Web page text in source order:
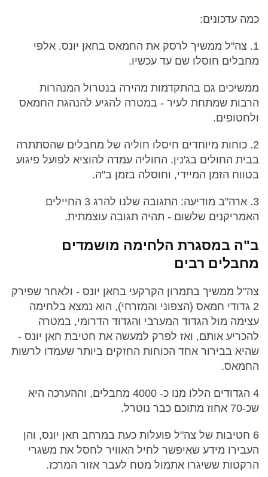
כמה עדכונים:
1. צה"ל ממשיך לרסק את החמאס בחאן יונס. אלפי
מחבלים חוסלו שם עד עכשיו.
ממשיכים גם בהתקדמות מהירה בנטרול המנהרות
הרבות שמתחת לעיר - במטרה להגיע להנהגת החמאס
ולחטופים.
2. כוחות מיוחדים חיסלו חוליה של מחבלים שהסתתרה
בבית החולים בג'נין. החוליה עמדה להוציא לפועל פיגוע
בטווח הזמן המיידי, וחוסלה בזמן ב"ה.
3. ארה"ב מודיעה: התגובה שלנו להרג 3 החיילים
האמריקנים שלשום - תהיה תגובה עוצמתית.
ב"ה במסגרת הלחימה מושמדים
מחבלים רבים
צה"ל ממשיך בתמרון הקרקעי בחאן יונס - ולאחר שפירק
2 גדודי חמאס (הצפוני והמזרחי), הוא נמצא בלחימה
עצימה מול הגדוד המערבי והגדוד הדרומי, במטרה
להכריע אותם, ואז לפרק למעשה את חטיבת חאן יונס -
שהיא בבירור אחד הכוחות החזקים ביותר שעמדו לרשות
החמאס.
4 הגדודים הללו מנו כ- 4000 מחבלים, וההערכה היא
שכ-70 אחוז מתוכם כבר נוטרל.
6 חטיבות של צה"ל פועלות כעת במרחב חאן יונס, והן
העבירו מידע שאיפשר לחיל האוויר לחסל את משגרי
הרקטות ששיגרו אתמול מטח לעבר אזור המרכז.